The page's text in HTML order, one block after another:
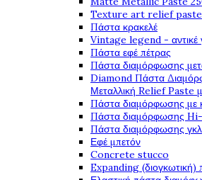
Texture art relief paste
Πάστα κρακελέ
Vintage legend - αντικέ
Πάστα εφέ πέτρας
Πάστα διαμόρφωσης
Diamond Πάστα
Μεταλλική Relief Paste
Πάστα διαμόρφωσης
Πάστα διαμόρφωσης
Πάστα διαμόρφωσης
Εφέ μπετόν
Concrete stucco
Expanding